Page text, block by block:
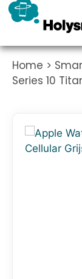
Home >
Series 10